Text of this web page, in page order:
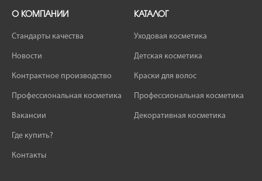
О КОМПАНИИ
Стандарты качества
Новости
Контрактное производство
Профессиональная косметика
Вакансии
Где купить?
Контакты
КАТАЛОГ
Уходовая косметика
Детская косметика
Краски для волос
Профессиональная косметика
Декоративная косметика